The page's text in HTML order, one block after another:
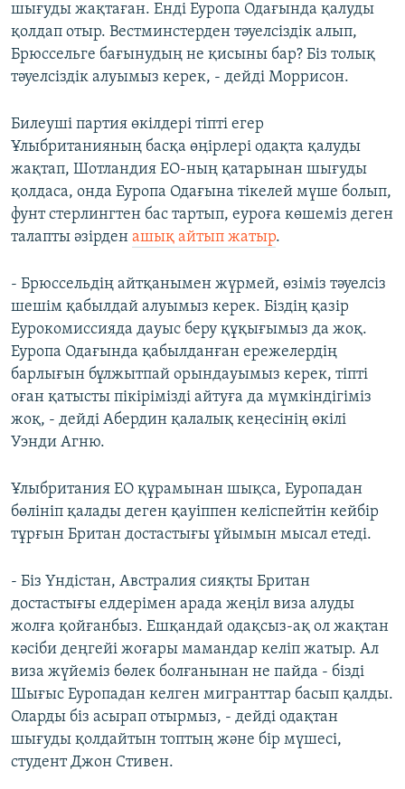
шығуды жақтаған. Енді Еуропа Одағында қалуды
қолдап отыр. Вестминстерден тәуелсіздік алып,
Брюссельге бағынудың не қисыны бар? Біз толық
тәуелсіздік алуымыз керек, - дейді Моррисон.
Билеуші партия өкілдері тіпті егер
Ұлыбританияның басқа өңірлері одақта қалуды
жақтап, Шотландия ЕО-ның қатарынан шығуды
қолдаса, онда Еуропа Одағына тікелей мүше болып,
фунт стерлингтен бас тартып, еуроға көшеміз деген
талапты әзірден ашық айтып жатыр.
- Брюссельдің айтқанымен жүрмей, өзіміз тәуелсіз
шешім қабылдай алуымыз керек. Біздің қазір
Еурокомиссияда дауыс беру құқығымыз да жоқ.
Еуропа Одағында қабылданған ережелердің
барлығын бұлжытпай орындауымыз керек, тіпті
оған қатысты пікірімізді айтуға да мүмкіндігіміз
жоқ, - дейді Абердин қалалық кеңесінің өкілі
Уэнди Агню.
Ұлыбритания ЕО құрамынан шықса, Еуропадан
бөлініп қалады деген қауіппен келіспейтін кейбір
тұрғын Британ достастығы ұйымын мысал етеді.
- Біз Үндістан, Австралия сияқты Британ
достастығы елдерімен арада жеңіл виза алуды
жолға қойғанбыз. Ешқандай одақсыз-ақ ол жақтан
кәсіби деңгейі жоғары мамандар келіп жатыр. Ал
виза жүйеміз бөлек болғанынан не пайда - бізді
Шығыс Еуропадан келген мигранттар басып қалды.
Оларды біз асырап отырмыз, - дейді одақтан
шығуды қолдайтын топтың және бір мүшесі,
студент Джон Стивен.